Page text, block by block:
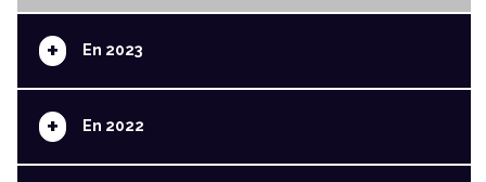
+ En 2023
+ En 2022